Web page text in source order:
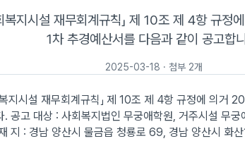
복지시설 재무회계규칙」 제 10조 제 4항 규
1차 추경예산서를 다음과 같이 공고합
2025-03-18 · 첨부 2개
복지시설 재무회계규칙」 제 10조 제 4항 규정에 의거
. 공고 대상 : 사회복지법인 무궁애학원, 거주시설 무
지 : 경남 양산시 물금읍 청룡로 69, 경남 양산시 화